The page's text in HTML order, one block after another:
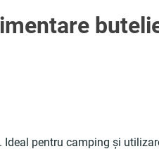
Ideal pentru camping și